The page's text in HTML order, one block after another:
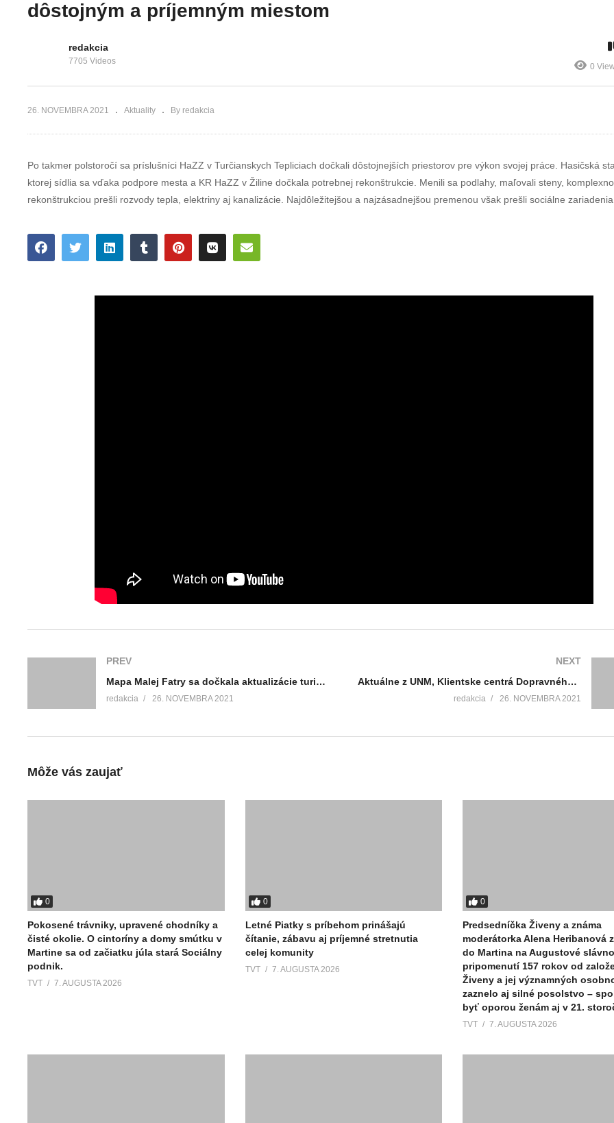
rok
osobnosti
dôstojným a príjemným miestom
redakcia
7705 Videos
0
26. NOVEMBRA 2021 Aktuality By redakcia
Po takmer polstoročí sa príslušníci HaZZ v Turčianskych Tepliciach dočkali dôstojnejších priestorov pre výkon svojej práce. Hasičská
ktorej sídlia sa vďaka podpore mesta a KR HaZZ v Žiline dočkala potrebnej rekonštrukcie. Menili sa podlahy, maľovali steny,
rekonštrukciou prešli rozvody tepla, elektriny aj kanalizácie. Najdôležitejšou a najzásadnejšou premenou však prešli sociálne zariadenia.
PREV
Mapa Malej Fatry sa dočkala aktualizácie turistických trás a zaujímavých miest
redakcia 26. NOVEMBRA 2021
NEXT
Aktuálne z UNM, Klientske centrá Dopravného podniku zatvorené, pandémia na školách, Vianočná pošta
redakcia 26. NOVEMBRA 2021
Môže vás zaujať
0
Pokosené trávniky, upravené chodníky a
čisté okolie. O cintoríny a domy smútku v
Martine sa od začiatku júla stará Sociálny
podnik.
TVT 7. AUGUSTA 2026
0
Letné Piatky s príbehom prinášajú
čítanie, zábavu aj príjemné stretnutia
celej komunity
TVT 7. AUGUSTA 2026
0
Predsedníčka Živeny a známa
moderátorka Alena Heribanová
do Martina na Augustové
pripomenutí 157 rokov od
Živeny a jej významných
zaznelo aj silné posolstvo –
byť oporou ženám aj v 21.
TVT 7. AUGUSTA 2026